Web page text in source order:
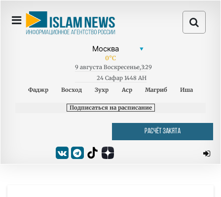
0°C
9 августа Воскресенье,3:29
24 Сафар 1448 AH
Фаджр
Восход Зухр Аср Магриб Иша
Подписаться на расписание
РАСЧЁТ ЗАКЯТА